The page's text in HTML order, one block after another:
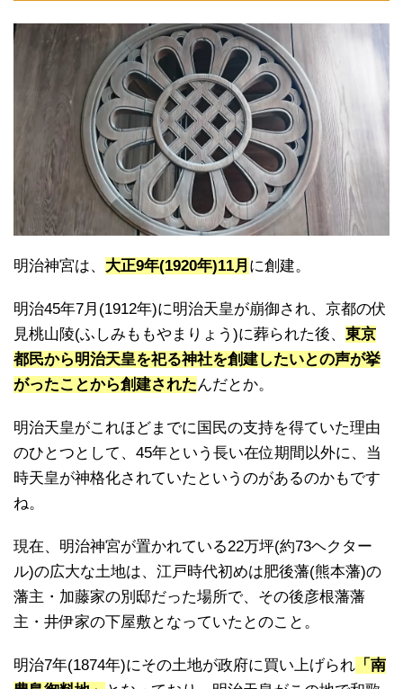
明治神宮は、 大正9年(1920年)11月 に創建。
明治45年7月(1912年)に明治天皇が崩御され、京都の伏
見桃山陵(ふしみももやまりょう)に葬られた後、 東京
都民から明治天皇を祀る神社を創建したいとの声が挙
がったことから創建されたんだとか。
明治天皇がこれほどまでに国民の支持を得ていた理由
のひとつとして、45年という長い在位期間以外に、当
時天皇が神格化されていたというのがあるのかもです
ね。
現在、明治神宮が置かれている22万坪(約73ヘクター
ル)の広大な土地は、江戸時代初めは肥後藩(熊本藩)の
藩主・加藤家の別邸だった場所で、その後彦根藩藩
主・井伊家の下屋敷となっていたとのこと。
明治7年(1874年)にその土地が政府に買い上げられ 「南